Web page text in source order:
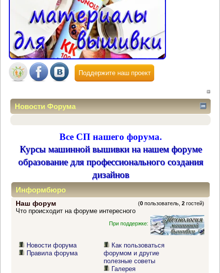
Поддержите наш проект
Новости Форума
Все СП нашего форума.
Курсы машинной вышивки на нашем форуме
образование для профессионального создания
дизайнов
Информбюро
Наш форум (0 пользователь,2 гостей)
Что происходит на форуме интересного
При поддержке:
Новости форума
Правила форума
Как пользоваться
форумом и другие
полезные советы
Галерея